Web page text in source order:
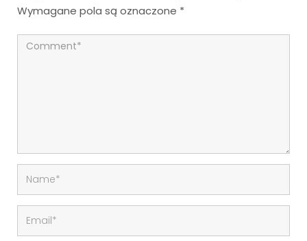
Wymagane pola są oznaczone *